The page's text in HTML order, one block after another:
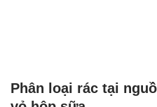
Phân loại rác tại